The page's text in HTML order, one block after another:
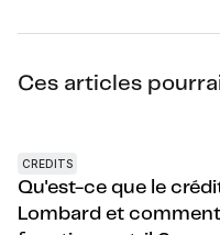
Ces articles
CREDITS
Qu'est-ce que le
Lombard et comment